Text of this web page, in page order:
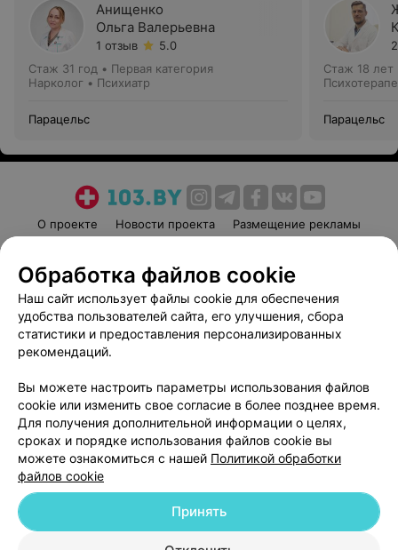
Анищенко
Ольга Валерьевна
1 отзыв
5.0
Стаж 31 год • Первая категория
Нарколог • Психиатр
Парацельс
Стаж 18 лет
Парацельс
О проекте Новости проекта
Размещение рекламы
Пользовательское соглашение
Способы оплаты
Вакансии
Партнеры
Написать руководителю 103.by
Обработка персональных данных
© 2026 ООО «Артокс Лаб», УНП 191700409
| 220012, Республика Беларусь,
Обработка файлов cookie
Наш сайт использует файлы cookie для обеспечения
удобства пользователей сайта, его улучшения, сбора
статистики и предоставления персонализированных
рекомендаций.
Вы можете настроить параметры использования файлов
cookie или изменить свое согласие в более позднее время.
Для получения дополнительной информации о целях,
сроках и порядке использования файлов cookie вы
можете ознакомиться с нашей Политикой обработки
файлов cookie
Принять